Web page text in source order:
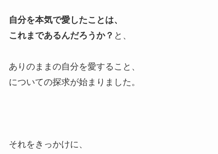
自分を本気で愛したことは、
これまであるんだろうか？ と、
ありのままの自分を愛すること、
についての探求が始まりました。
それをきっかけに、